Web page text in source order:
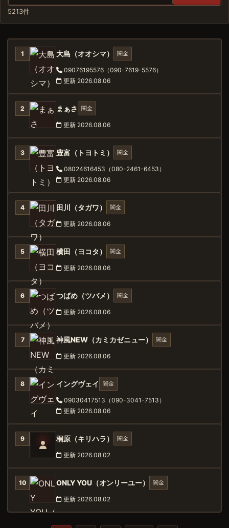
5213件
1 大島（オオシマ） 闇金
09076195576（090-7619-5576）
更新 2026.08.06
2 まぁさ 闇金
更新 2026.08.06
3 豊富（トヨトミ） 闇金
08024616453（080-2461-6453）
更新 2026.08.06
4 田川（タガワ） 闇金
更新 2026.08.06
5 横田（ヨコタ） 闇金
更新 2026.08.06
6 つばめ（ツバメ） 闇金
更新 2026.08.06
7 神風NEW（カミカゼニュー） 闇金
更新 2026.08.06
8 イングヴェイ 闇金
09030417513（090-3041-7513）
更新 2026.08.06
9 桐原（キリハラ） 闇金
更新 2026.08.02
10 ONLY YOU（オンリーユー） 闇金
更新 2026.08.02